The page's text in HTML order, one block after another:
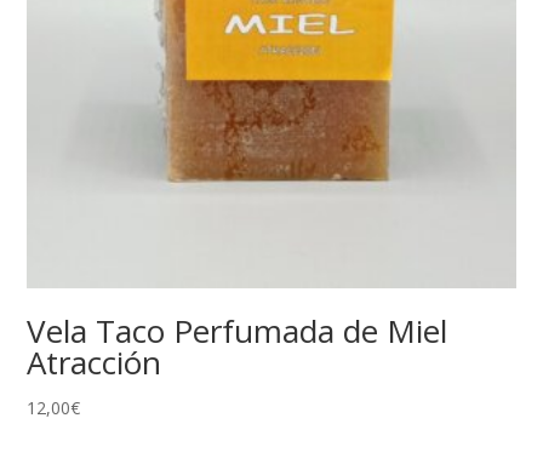
Vela Taco Perfumada de Miel
Atracción
12,00€